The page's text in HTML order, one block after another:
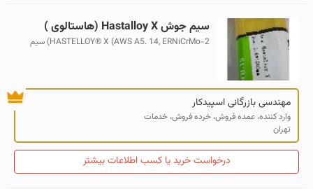
سیم جوش Hastalloy X (هاستالوی )
HASTELLOY® X (AWS A5. 14, ERNiCrMo-2) سیم
مهندسی بازرگانی اسپیدکار
وارد کننده، عمده فروش، خرده فروش، خدمات
تهران
درخواست خرید یا کسب اطلاعات بیشتر